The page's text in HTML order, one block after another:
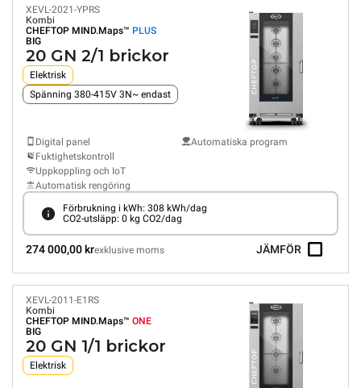
XEVL-2021-YPRS
Kombi
CHEFTOP MIND.Maps™ PLUS
BIG
20 GN 2/1 brickor
Elektrisk
Spänning 380-415V 3N~ endast
Digital panel
Fuktighetskontroll
Uppkoppling och IoT
Automatisk rengöring
Automatiska program
Förbrukning i kWh: 308 kWh/dag
CO2-utsläpp: 0 kg CO2/dag
274 000,00 krexklusive moms JÄMFÖR
XEVL-2011-E1RS
Kombi
CHEFTOP MIND.Maps™ ONE
BIG
20 GN 1/1 brickor
Elektrisk